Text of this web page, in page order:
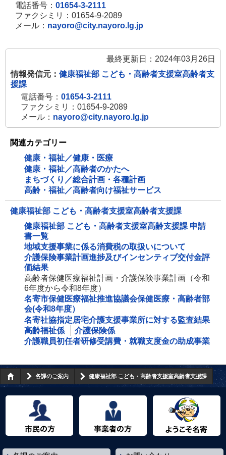
電話番号： 01654-3-2111
ファクシミリ：01654-9-2089
メール： nayoro@city.nayoro.lg.jp
最終更新日：2024年03月26日
情報発信元： 健康福祉部 こども・高齢者支援室高齢者支
援課
電話番号： 01654-3-2111
ファクシミリ：01654-9-2089
メール： nayoro@city.nayoro.lg.jp
関連カテゴリー
健康・福祉／健康・医療
健康・福祉／高齢者のかたへ
まちづくり／総合計画・各種計画
高齢・福祉／高齢者向け福祉サービス
健康福祉部 こども・高齢者支援室高齢者支援課
健康福祉部 こども・高齢者支援室高齢支援課 申請
書一覧
地域支援事業に係る消費税の取扱いについて
介護保険事業計画進捗及びインセンティブ交付金評
価結果
高齢者保健医療福祉計画・介護保険事業計画（令和
6年度から令和8年度）
名寄市保健医療福祉推進協議会保健医療・高齢者部
会(令和8年度）
名寄社協指定居宅介護支援事業所に対する監査結果
高齢福祉係
介護保険係
介護職員初任者研修受講費・就職支度金の助成事業
各課のご案内 健康福祉部 こども・高齢者支援室高齢者支援課